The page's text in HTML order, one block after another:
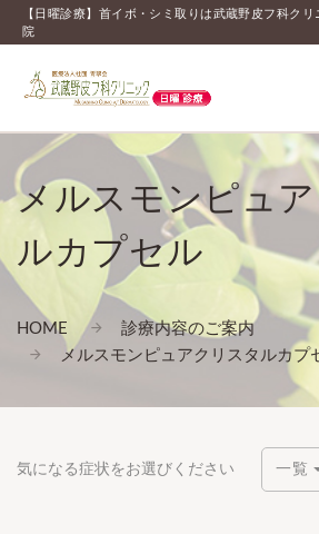
【日曜診療】首イボ・シミ取りは武蔵野皮フ科ク
院
メルスモンピュ
ルカプセル
HOME
診療内容のご案内
メルスモンピュアクリスタルカプ
気になる症状をお選びください 一覧